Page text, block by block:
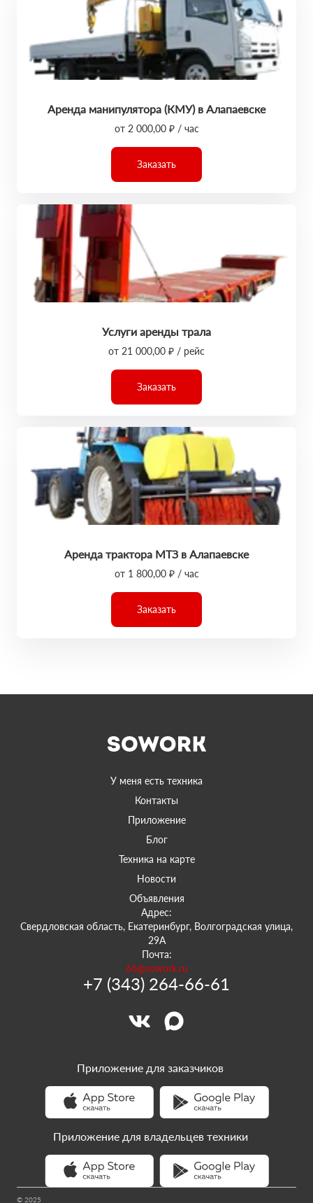
Аренда манипулятора (КМУ) в Алапаевске
от 2 000,00 ₽ / час
Заказать
Услуги аренды трала
от 21 000,00 ₽ / рейс
Заказать
Аренда трактора МТЗ в Алапаевске
от 1 800,00 ₽ / час
Заказать
У меня есть техника
Контакты
Приложение
Блог
Техника на карте
Новости
Объявления
Адрес:
Свердловская область, Екатеринбург, Волгоградская улица,
29А
Почта:
66@sowork.ru
+7 (343) 264-66-61
© 2025
Приложение для заказчиков
Приложение для владельцев техники